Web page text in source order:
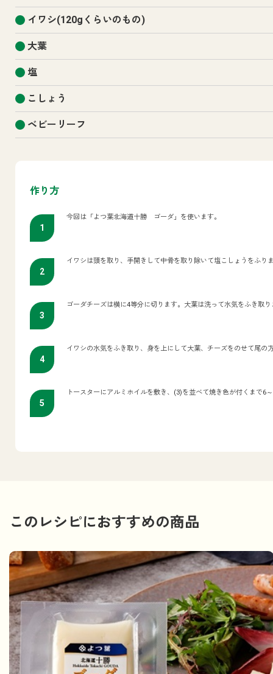
イワシ(120gくらいのもの)
大葉
塩
こしょう
ベビーリーフ
作り方
今回は「よつ葉北海道十勝 ゴーダ」を使います。
イワシは頭を取り、手開きして中骨を取り除いて塩こしょうをふり
ゴーダチーズは横に4等分に切ります。大葉は洗って水気をふき取り
イワシの水気をふき取り、身を上にして大葉、チーズをのせて尾の
トースターにアルミホイルを敷き、(3)を並べて焼き色が付くまで6
このレシピにおすすめの商品